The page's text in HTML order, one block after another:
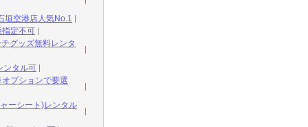
垣空港店人気No.1
定不可
グッズ無料レンタ
ンタル可
プションで要選
ーシート)レンタル